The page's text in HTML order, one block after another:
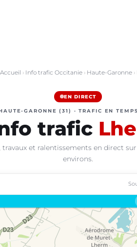
Accueil › Info trafic Occitanie › Haute-Garonne
EN DIRECT
GARONNE (31) · TRAFIC EN
trafic
et ralentissements en direct
environs.